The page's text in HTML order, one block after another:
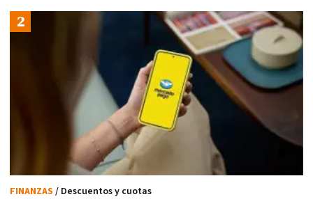
FINANZAS / Descuentos y cuotas